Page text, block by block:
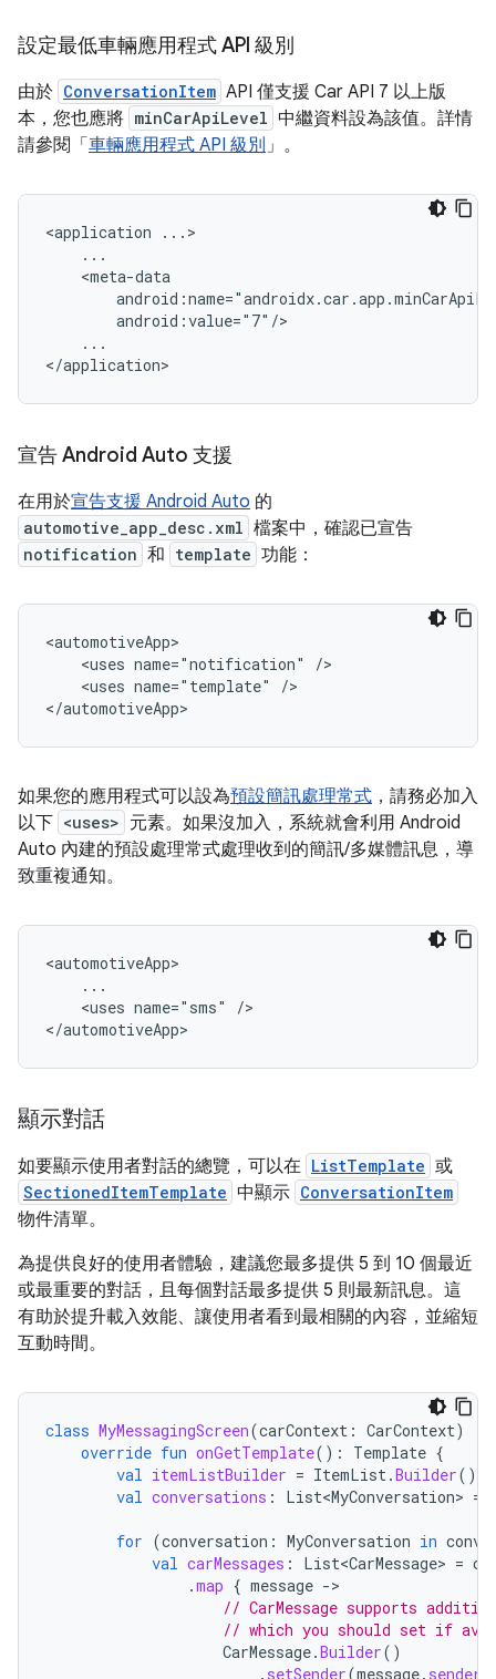
設定最低車輛應用程式 API 級別
由於 ConversationItem API 僅支援 Car API 7 以上版
本，您也應將 minCarApiLevel 中繼資料設為該值。詳情
請參閱「 車輛應用程式 API 級別 」。
<application
...
宣告 Android Auto 支援
在用於宣告支援 Android Auto 的
automotive_app_desc.xml 檔案中，確認已宣告
notification 和 template 功能：
<uses name="notification"
<uses name="template"
/>
如果您的應用程式可以設為預設簡訊處理常式 ，請務必加入
以下 <uses> 元素。如果沒加入，系統就會利用 Android
Auto 內建的預設處理常式處理收到的簡訊/多媒體訊息，導
致重複通知。
<uses name="sms"
/>
顯示對話
如要顯示使用者對話的總覽，可以在 ListTemplate 或
SectionedItemTemplate 中顯示 ConversationItem
物件清單。
為提供良好的使用者體驗，建議您最多提供 5 到 10 個最近
或最重要的對話，且每個對話最多提供 5 則最新訊息。這
有助於提升載入效能、讓使用者看到最相關的內容，並縮短
互動時間。
class MyMessagingScreen(carContext : CarContext)
override fun onGetTemplate(): Template {
val itemListBuilder = ItemList.Builder()
val conversations : List<MyConversation> =
for (conversation : MyConversation in
val carMessages : List<CarMessage> =
.map { message -
// CarMessage supports
// which you should set if
CarMessage.Builder()
. setSender(message. sender